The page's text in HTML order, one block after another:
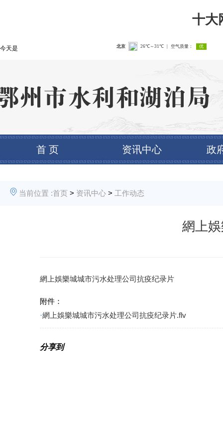
十大
今天是
首 页 资讯中心 政
当前位置 :首页 > 资讯中心 > 工作动态
網上
網上娛樂城城市污水处理公司抗疫纪录片
附件：
·網上娛樂城城市污水处理公司抗疫纪录片.flv
分享到